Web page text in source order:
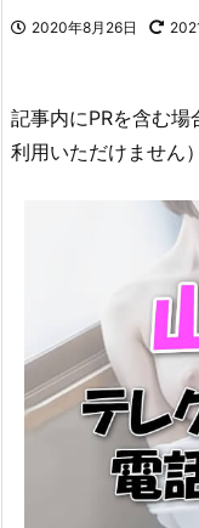
2020年8月26日
記事内にPRを含む
利用いただけません）